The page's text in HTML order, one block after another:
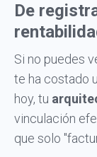
De
Si no puedes
te ha costado
hoy, tu
vinculación
que solo